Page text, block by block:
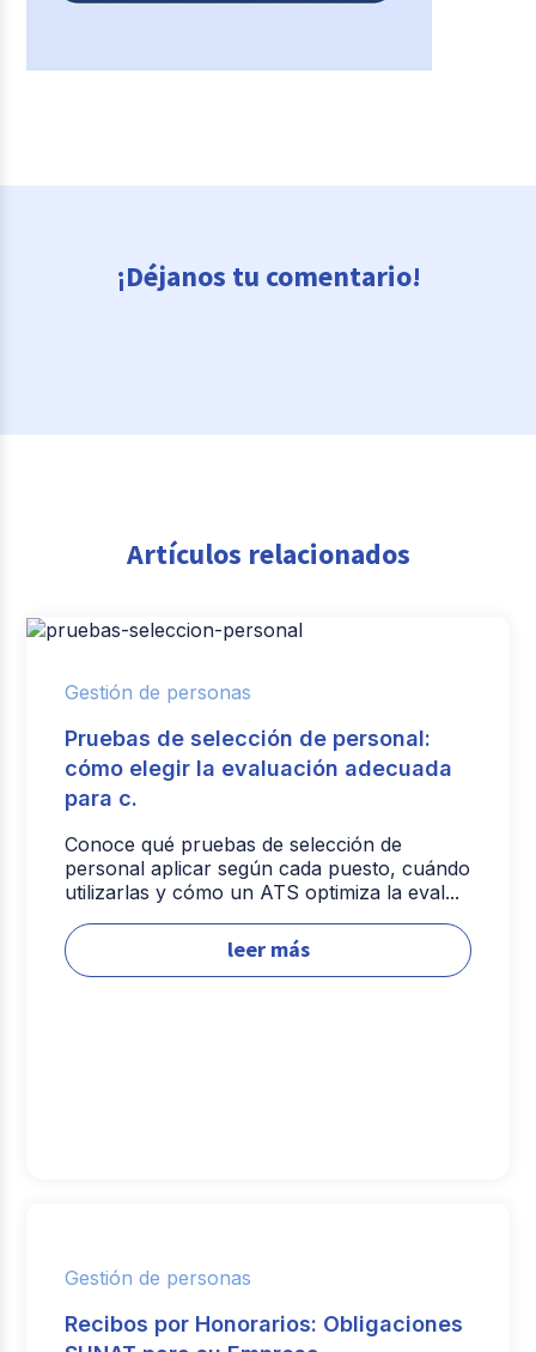
¡Déjanos tu comentario!
Artículos relacionados
Gestión de personas
Pruebas de selección de personal:
cómo elegir la evaluación adecuada
para c.
Conoce qué pruebas de selección de
personal aplicar según cada puesto, cuándo
utilizarlas y cómo un ATS optimiza la eval...
leer más
Gestión de personas
Recibos por Honorarios: Obligaciones